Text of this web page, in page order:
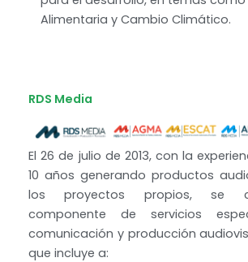
Alimentaria y Cambio Climático.
RDS Media
El 26 de julio de 2013, con la
10 años generando productos
los proyectos propios, se
componente de servicios
comunicación y producción
que incluye a: